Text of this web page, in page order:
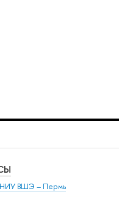
НИУ ВШЭ ­– Пермь